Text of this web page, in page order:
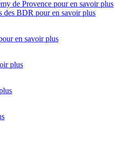
de Provence pour en savoir plus
des BDR pour en savoir plus
en savoir plus
plus